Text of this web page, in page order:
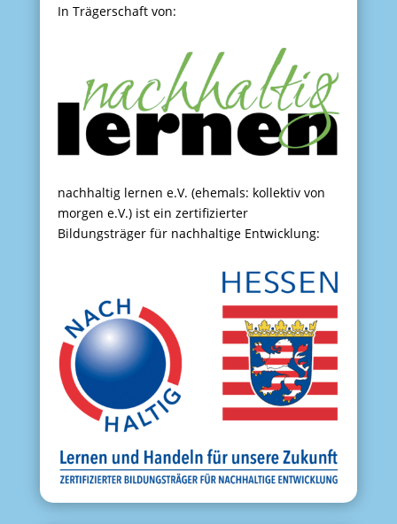
In Trägerschaft von:
nachhaltig lernen e.V. (ehemals: kollektiv von
morgen e.V.) ist ein zertifizierter
Bildungsträger für nachhaltige Entwicklung: